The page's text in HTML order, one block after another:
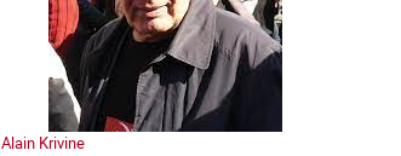
Alain Krivine